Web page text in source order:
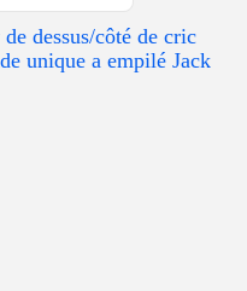
dessus/côté de cric
unique a empilé Jack